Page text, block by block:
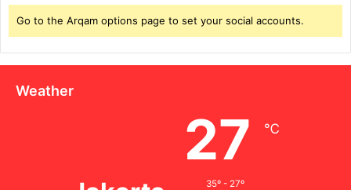
Go to the Arqam options page to set your social accounts.
Weather
27 ℃
35º - 27º